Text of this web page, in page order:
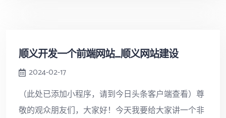
顺义开发一个前端网站_顺义网站建设
2024-02-17
（此处已添加小程序，请到今日头条客户端查看）尊
敬的观众朋友们，大家好！今天我要给大家讲一个非